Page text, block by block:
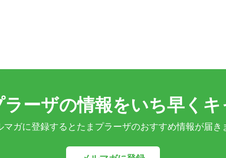
ーザの情報をいち早くキ
マガに登録するとたまプラーザのおすすめ情報が届き